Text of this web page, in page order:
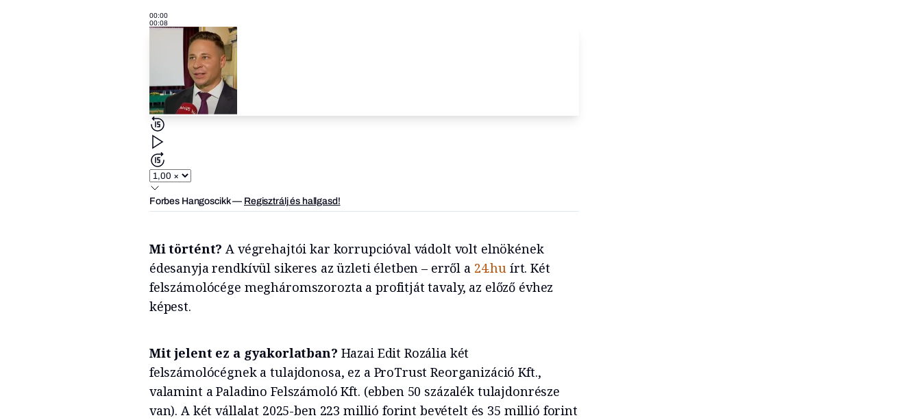
00:00
00:08
Forbes Hangoscikk— Regisztrálj és hallgasd!
Mi történt? A végrehajtói kar korrupcióval vádolt volt elnökének
édesanyja rendkívül sikeres az üzleti életben – erről a 24.hu írt. Két
felszámolócége megháromszorozta a profitját tavaly, az előző évhez
képest.
Mit jelent ez a gyakorlatban? Hazai Edit Rozália két
felszámolócégnek a tulajdonosa, ez a ProTrust Reorganizáció Kft.,
valamint a Paladino Felszámoló Kft. (ebben 50 százalék tulajdonrésze
van). A két vállalat 2025-ben 223 millió forint bevételt és 35 millió forint